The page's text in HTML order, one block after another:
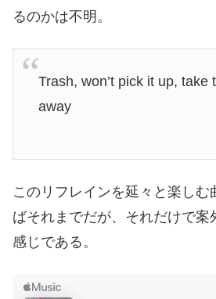
るのかは不明。
Trash, won’t pick it up, take
away
このリフレインを延々と楽しむ
ばそれまでだが、それだけで案
感じである。